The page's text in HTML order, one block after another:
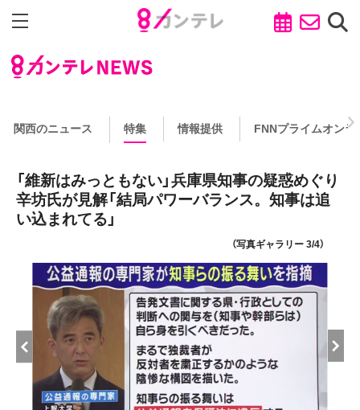
関西のニュース 特集 情報提供 FNNプライムオンラ
「維新はみっともない」兵庫県知事の疑惑めぐり
辛坊氏が見解「結局パワーバランス。知事は追
い込まれてる」
（写真ギャラリー 3/4）